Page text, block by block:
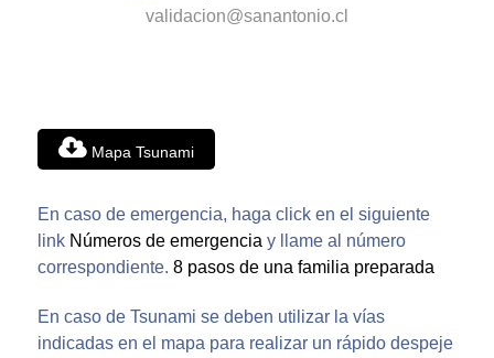
validacion@sanantonio.cl
Mapa Tsunami
En caso de emergencia, haga click en el siguiente
link Números de emergencia y llame al número
correspondiente. 8 pasos de una familia preparada
En caso de Tsunami se deben utilizar la vías
indicadas en el mapa para realizar un rápido despeje